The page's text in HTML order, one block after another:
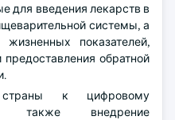
для введения лекарств в
системы, а
показателей,
обратной
к цифровому
также внедрение